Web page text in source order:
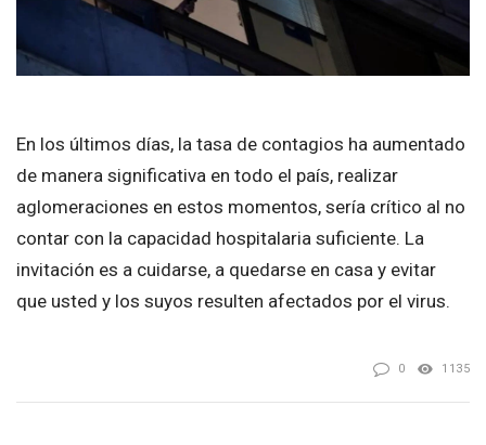
En los últimos días, la tasa de contagios ha aumentado
de manera significativa en todo el país, realizar
aglomeraciones en estos momentos, sería crítico al no
contar con la capacidad hospitalaria suficiente. La
invitación es a cuidarse, a quedarse en casa y evitar
que usted y los suyos resulten afectados por el virus.
0 1135